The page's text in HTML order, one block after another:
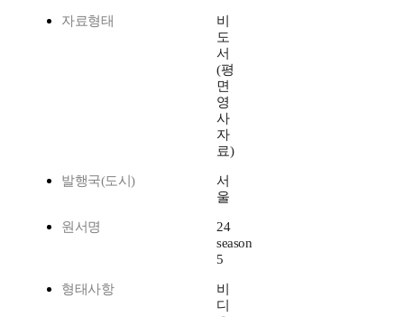
자료형태
비
도
서
(평
면
영
사
자
료)
발행국(도시)
서
울
원서명
24
season
5
형태사항
비
디